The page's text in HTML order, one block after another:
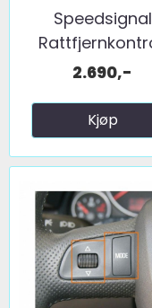
Speedsignal
interface ...
2.690,-
Kjøp